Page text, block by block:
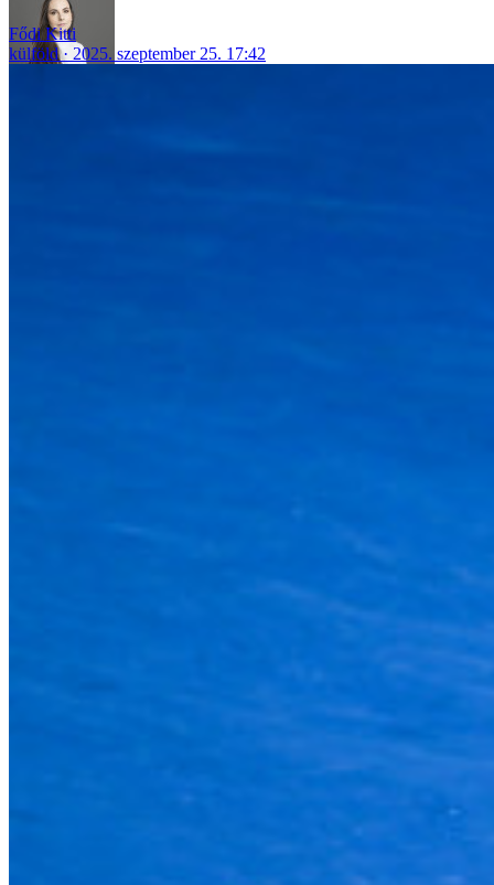
Fődi Kitti
külföld
2025. szeptember 25. 17:42